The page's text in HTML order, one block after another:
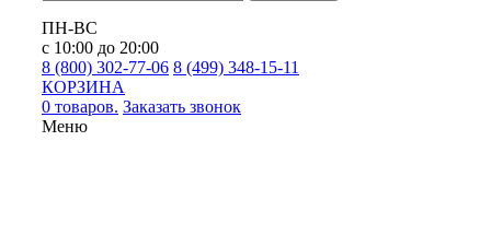
ПН-ВС
с 10:00 до 20:00
8 (800) 302-77-06 8 (499) 348-15-11
КОРЗИНА
0 товаров. Заказать звонок
Меню